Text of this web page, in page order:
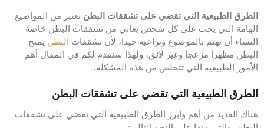
الطرق الطبيعية التي تقضي على تشققات البطن تعتبر من المواضيع
الهامة التي يجب على كل شخص يعاني من تشققات البطن خاصة
النساء أن تهتم بالموضوع وتراعيه جيدا، لأن تشققات
البطن يمنح
البطن مظهرا مزعجا وغير لائق، ولهذا سنقدم لكم في المقال أهم
الأمور الطبيعية التي تتخلص من هذه المشكلة.
الطرق الطبيعية التي تقضي على تشققات البطن
هناك العديد من أهم وأبرز الطرق الطبيعية التي تقضي على تشققات